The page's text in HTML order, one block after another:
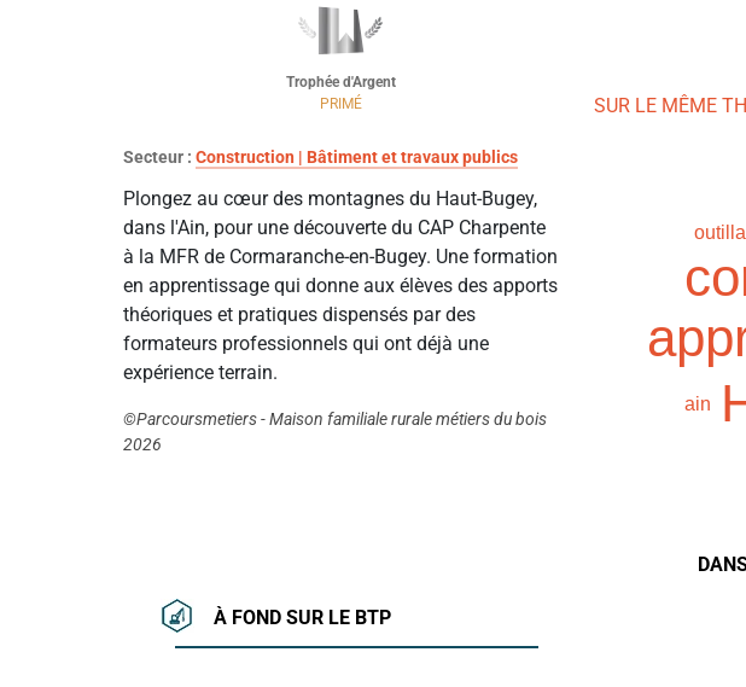
Trophée d'Argent
PRIMÉ
Secteur : Construction | Bâtiment et travaux publics
Plongez au cœur des montagnes du Haut-Bugey,
dans l'Ain, pour une découverte du CAP Charpente
à la MFR de Cormaranche-en-Bugey. Une formation
en apprentissage qui donne aux élèves des apports
théoriques et pratiques dispensés par des
formateurs professionnels qui ont déjà une
expérience terrain.
©Parcoursmetiers - Maison familiale rurale métiers du bois
2026
SUR LE MÊME
ain
À FOND SUR LE BTP